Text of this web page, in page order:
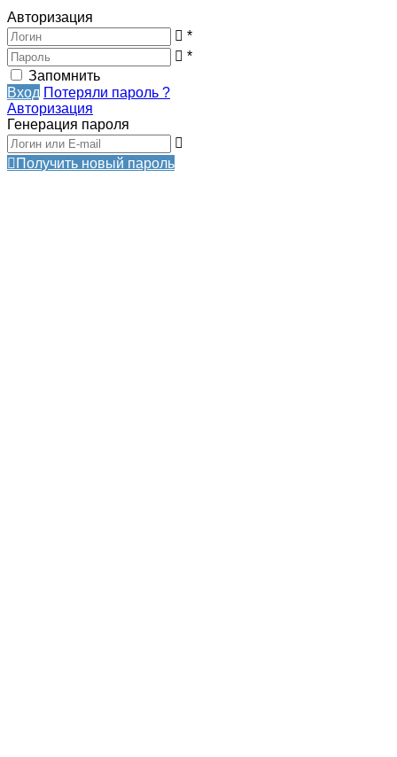
Авторизация
*
*
Запомнить
Вход Потеряли пароль ?
Авторизация
Генерация пароля
Получить новый пароль